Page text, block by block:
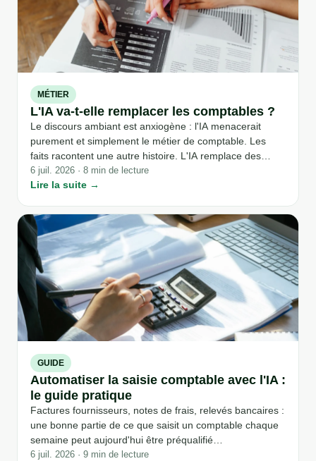
MÉTIER
L'IA va-t-elle remplacer les comptables ?
Le discours ambiant est anxiogène : l'IA menacerait
purement et simplement le métier de comptable. Les
faits racontent une autre histoire. L'IA remplace des
tâches, pas un métier, et elle ne remplace certainement
pas le comptable qui a appris à s'en servir.
6 juil. 2026 · 8 min de lecture
Lire la suite →
GUIDE
Automatiser la saisie comptable avec l'IA :
le guide pratique
Factures fournisseurs, notes de frais, relevés bancaires :
une bonne partie de ce que saisit un comptable chaque
semaine peut aujourd'hui être préqualifié
automatiquement par l'IA. Ce guide explique
6 juil. 2026 · 9 min de lecture